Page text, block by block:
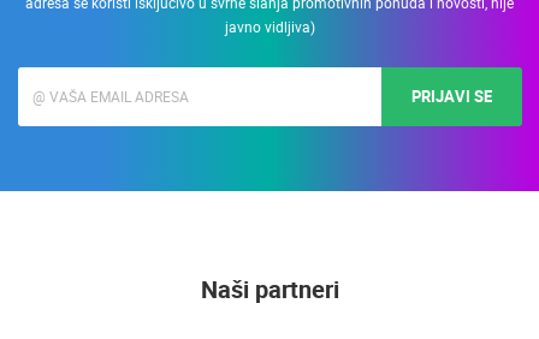
javno vidljiva)
PRIJAVI SE
Naši partneri